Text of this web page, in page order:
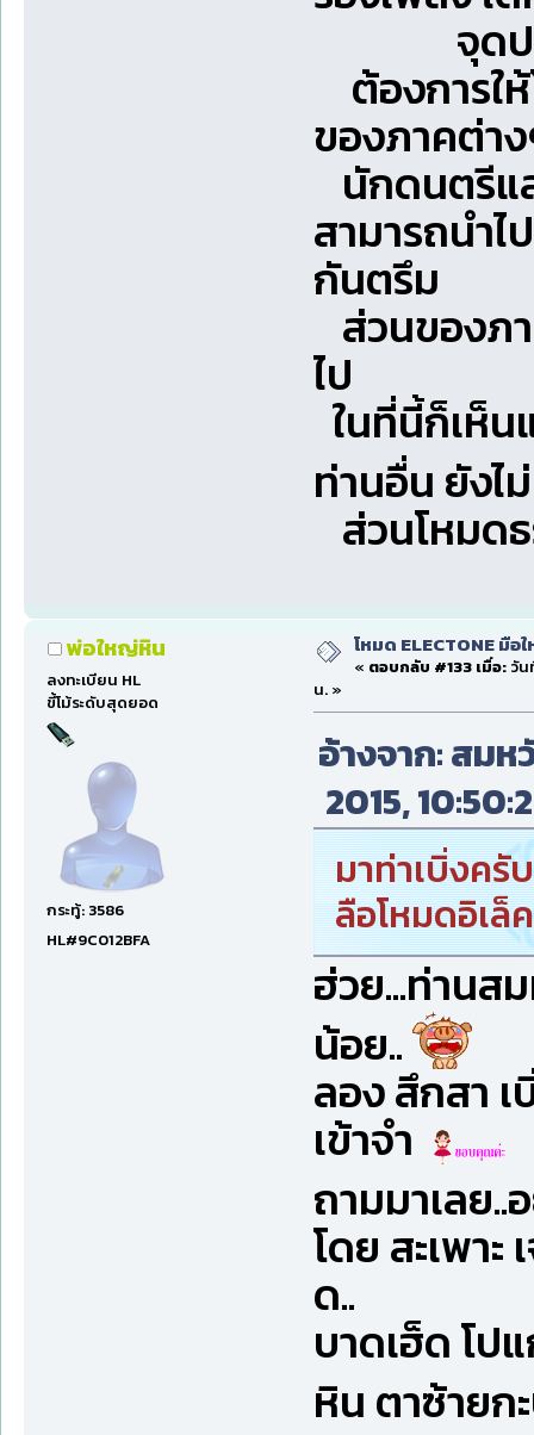
จุดประส
ต้องการใ
ของภาคต่าง
นักดนตรีแ
สามารถนำไ
กันตรึม
ส่วนของภ
ไป
ในที่นี้ก็เห็
ท่านอื่น ยัง
ส่วนโหมด
พ่อใหญ่หิน
ลงทะเบียน HL
ขี้โม้ระดับสุดยอด
กระทู้: 3586
HL#9C012BFA
โหมด ELECTONE มือ
« ตอบกลับ #133 เมื่อ:วัน
น. »
อ้างจาก: สม
2015,
มาท่าเบิ่งครั
ลือโหมดอิเล็
ฮ่วย...ท่านส
น้อย..
ลอง สึกสา
เข้าจำ
ถามมาเลย
โดย สะเพา
ด..
บาดเฮ็ด โป
หิน ตาซ้าย